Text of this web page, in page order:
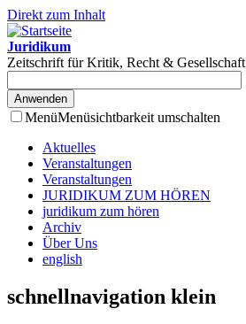
Direkt zum Inhalt
Juridikum
Zeitschrift für Kritik, Recht & Gesellschaft
MenüMenüsichtbarkeit umschalten
Aktuelles
Veranstaltungen
Veranstaltungen
JURIDIKUM ZUM HÖREN
juridikum zum hören
Archiv
Über Uns
english
schnellnavigation klein